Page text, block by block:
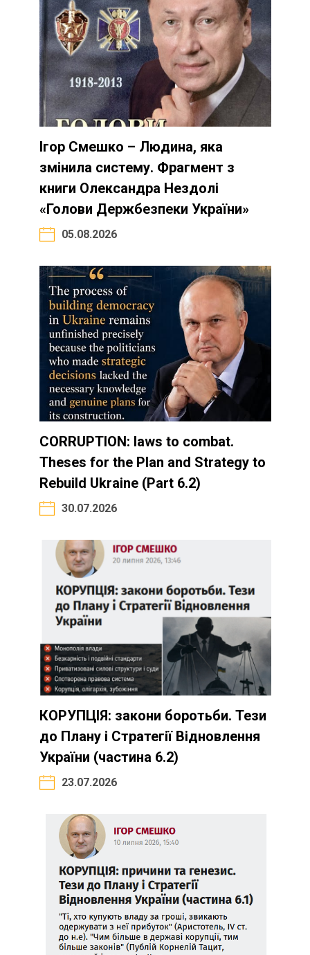
Ігор Смешко – Людина, яка
змінила систему. Фрагмент з
книги Олександра Нездолі
«Голови Держбезпеки України»
05.08.2026
CORRUPTION: laws to combat.
Theses for the Plan and Strategy to
Rebuild Ukraine (Part 6.2)
30.07.2026
КОРУПЦІЯ: закони боротьби. Тези
до Плану і Стратегії Відновлення
України (частина 6.2)
23.07.2026